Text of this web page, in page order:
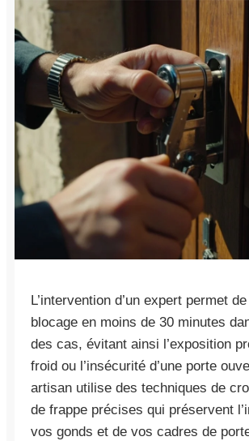
L’intervention d’un expert permet
blocage en moins de 30 minutes
des cas, évitant ainsi l’exposition
froid ou l’insécurité d’une porte
artisan utilise des techniques de
de frappe précises qui préservent
vos gonds et de vos cadres de